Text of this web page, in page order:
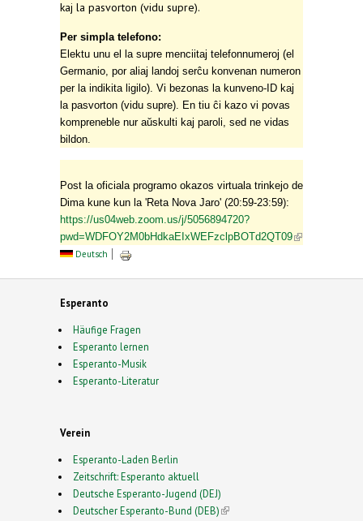
kaj la pasvorton (vidu supre).
Per simpla telefono:
Elektu unu el la supre menciitaj telefonnumeroj (el
Germanio, por aliaj landoj serĉu konvenan numeron
per la indikita ligilo). Vi bezonas la kunveno-ID kaj
la pasvorton (vidu supre). En tiu ĉi kazo vi povas
kompreneble nur aŭskulti kaj paroli, sed ne vidas
bildon.
Post la oficiala programo okazos virtuala trinkejo de
Dima kune kun la 'Reta Nova Jaro' (20:59-23:59):
https://us04web.zoom.us/j/5056894720?
pwd=WDFOY2M0bHdkaEIxWEFzclpBOTd2QT09(link is
Deutsch
Esperanto
Häufige Fragen
Esperanto lernen
Esperanto-Musik
Esperanto-Literatur
Verein
Esperanto-Laden Berlin
Zeitschrift: Esperanto aktuell
Deutsche Esperanto-Jugend (DEJ)
Deutscher Esperanto-Bund (DEB)(link is external)